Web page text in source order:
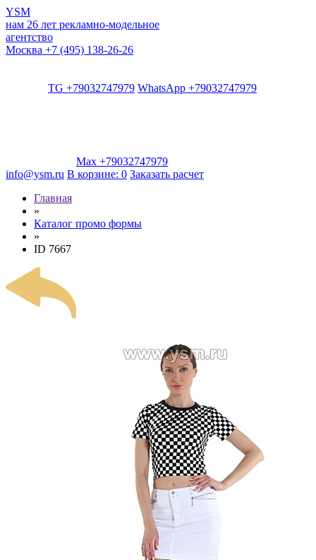
YSM
нам 26 лет рекламно-модельное
агентство
Москва +7 (495) 138-26-26
TG +79032747979 WhatsApp +79032747979
Max +79032747979
info@ysm.ru В корзине: 0 Заказать расчет
Главная
»
Каталог промо формы
»
ID 7667